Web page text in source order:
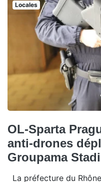
Locales
OL-Sparta
anti-drones
Groupama
La préfecture du